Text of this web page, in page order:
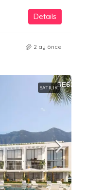
Details
2 ay önce
SATILIK